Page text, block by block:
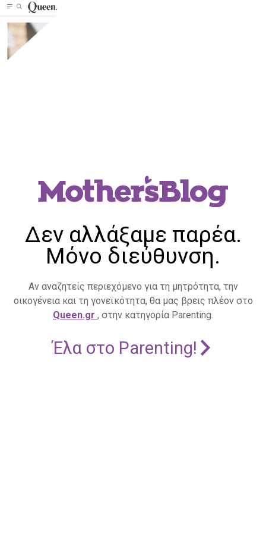
Δεν αλλάξαμε παρέα.
Μόνο διεύθυνση.
Αν αναζητείς περιεχόμενο για τη μητρότητα, την
οικογένεια και τη γονεϊκότητα, θα μας βρεις πλέον στο
Queen.gr , στην κατηγορία Parenting.
Έλα στο Parenting!